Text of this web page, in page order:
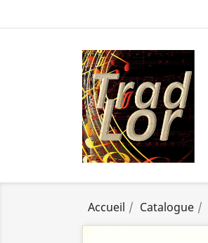
Accueil Catalogue